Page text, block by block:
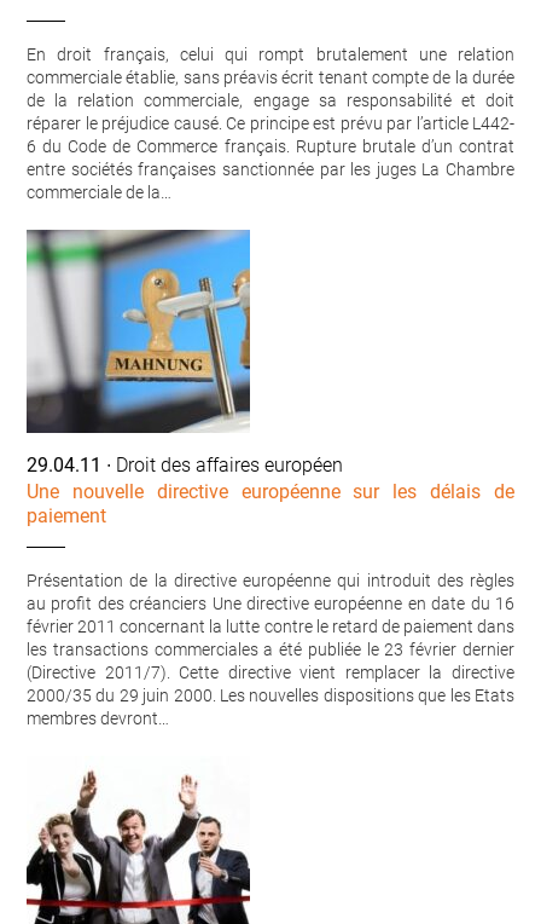
En droit français, celui qui rompt brutalement une relation
commerciale établie, sans préavis écrit tenant compte de la durée
de la relation commerciale, engage sa responsabilité et doit
réparer le préjudice causé. Ce principe est prévu par l’article L442-
6 du Code de Commerce français. Rupture brutale d’un contrat
entre sociétés françaises sanctionnée par les juges La Chambre
commerciale de la…
29.04.11 ∙ Droit des affaires européen
Une nouvelle directive européenne sur les délais de
paiement
Présentation de la directive européenne qui introduit des règles
au profit des créanciers Une directive européenne en date du 16
février 2011 concernant la lutte contre le retard de paiement dans
les transactions commerciales a été publiée le 23 février dernier
(Directive 2011/7). Cette directive vient remplacer la directive
2000/35 du 29 juin 2000. Les nouvelles dispositions que les Etats
membres devront…